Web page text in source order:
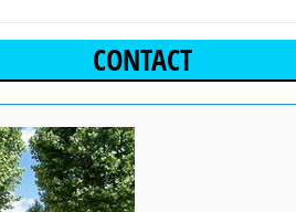
CONTACT